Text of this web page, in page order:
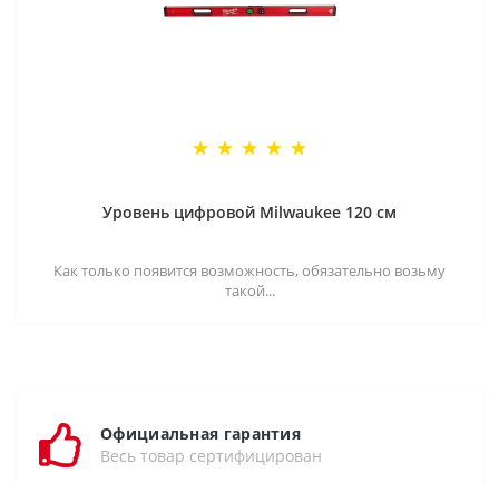
Уровень цифровой Milwaukee 120 см
Как только появится возможность, обязательно возьму
такой...
Официальная гарантия
Весь товар сертифицирован